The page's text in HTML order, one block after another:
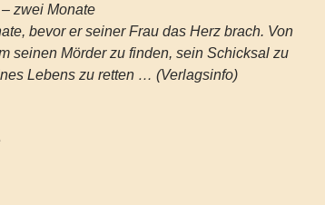
zwei Monate
bevor er seiner Frau das Herz brach. Von
seinen Mörder zu finden, sein Schicksal zu
Lebens zu retten … (Verlagsinfo)